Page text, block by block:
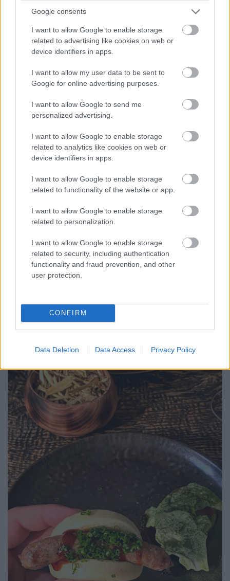
Google consents
I want to allow Google to enable storage
related to advertising like cookies on web or
device identifiers in apps.
I want to allow my user data to be sent to
Google for online advertising purposes.
I want to allow Google to send me
personalized advertising.
I want to allow Google to enable storage
related to analytics like cookies on web or
device identifiers in apps.
I want to allow Google to enable storage
related to functionality of the website or app.
I want to allow Google to enable storage
related to personalization.
I want to allow Google to enable storage
related to security, including authentication
functionality and fraud prevention, and other
user protection.
CONFIRM
Data Deletion Data Access Privacy Policy